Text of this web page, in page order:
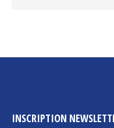
INSCRIPTION